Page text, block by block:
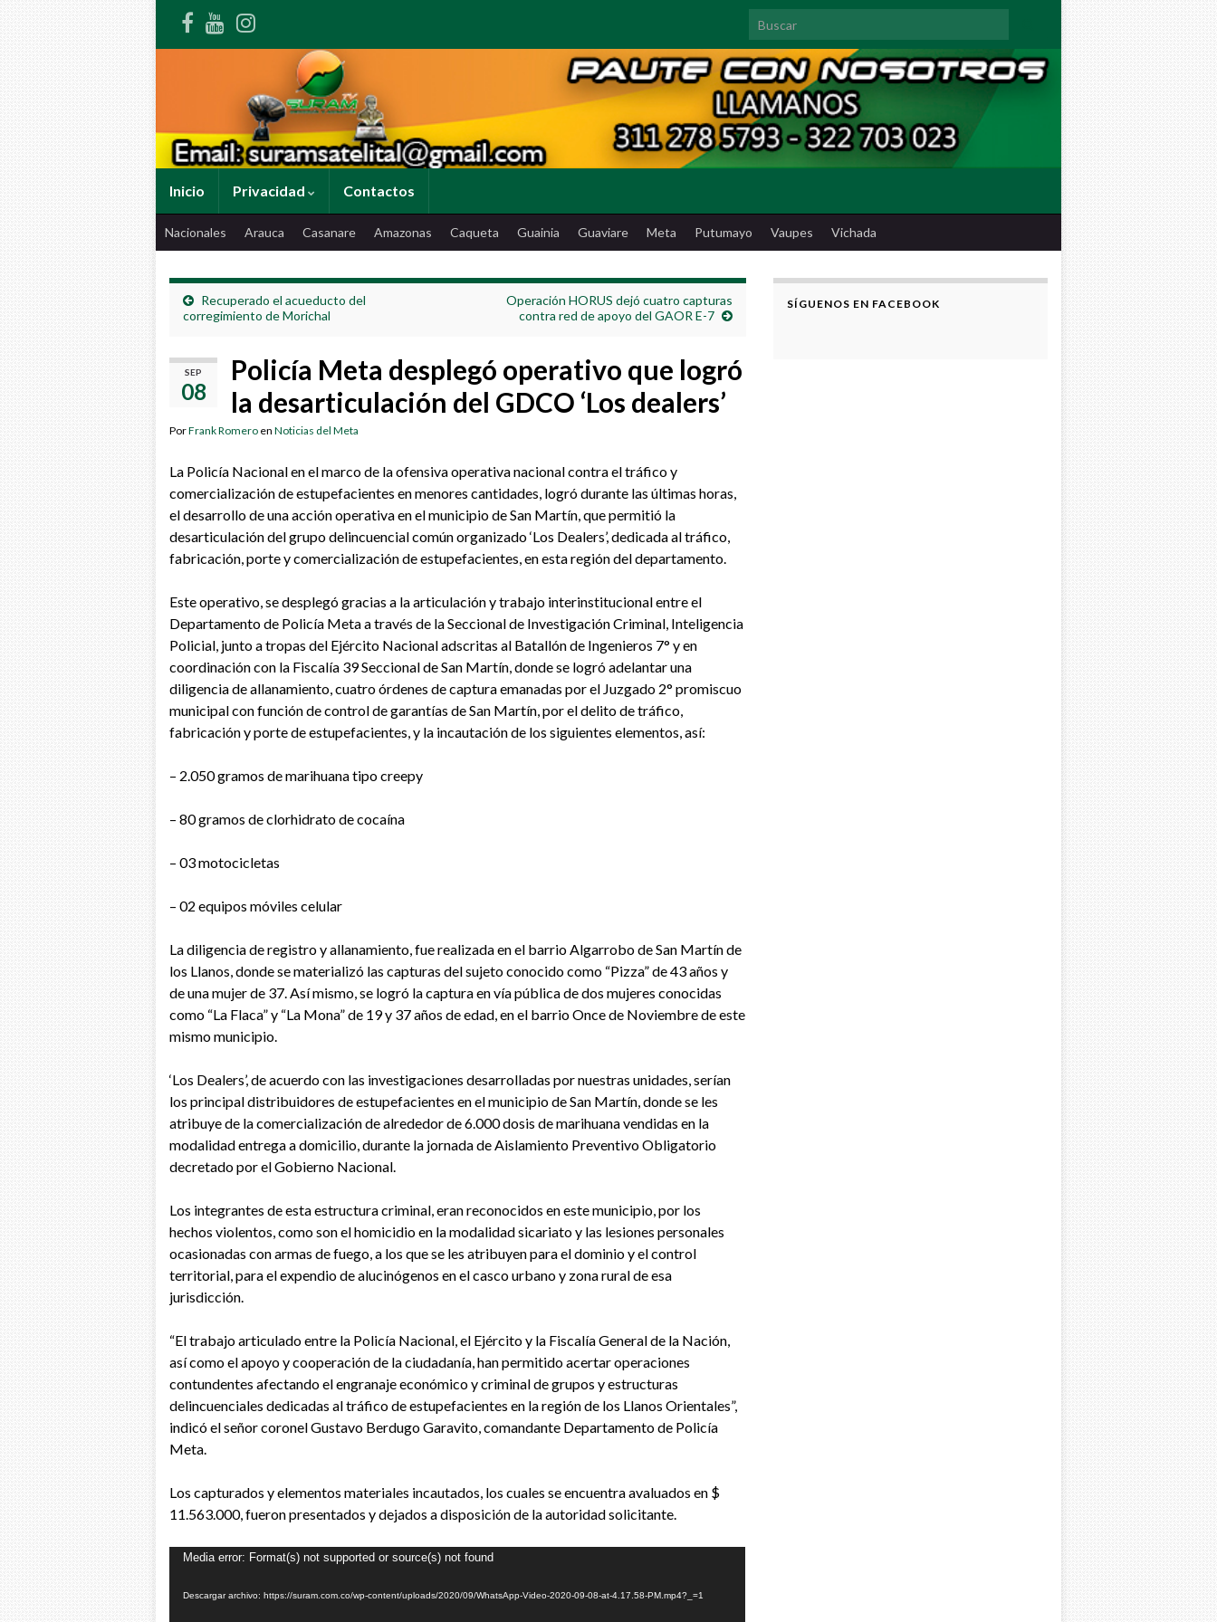
Search for:
Inicio Privacidad Contactos
Nacionales Arauca Casanare Amazonas Caqueta Guainia Guaviare Meta Putumayo Vaupes Vichada
Recuperado el acueducto del
corregimiento de Morichal
Operación HORUS dejó cuatro capturas
contra red de apoyo del GAOR E-7
SEP
08
Policía Meta desplegó operativo que logró
la desarticulación del GDCO ‘Los dealers’
PorFrank Romero en Noticias del Meta
La Policía Nacional en el marco de la ofensiva operativa nacional contra el tráfico y
comercialización de estupefacientes en menores cantidades, logró durante las últimas horas,
el desarrollo de una acción operativa en el municipio de San Martín, que permitió la
desarticulación del grupo delincuencial común organizado ‘Los Dealers’, dedicada al tráfico,
fabricación, porte y comercialización de estupefacientes, en esta región del departamento.
Este operativo, se desplegó gracias a la articulación y trabajo interinstitucional entre el
Departamento de Policía Meta a través de la Seccional de Investigación Criminal, Inteligencia
Policial, junto a tropas del Ejército Nacional adscritas al Batallón de Ingenieros 7° y en
coordinación con la Fiscalía 39 Seccional de San Martín, donde se logró adelantar una
diligencia de allanamiento, cuatro órdenes de captura emanadas por el Juzgado 2° promiscuo
municipal con función de control de garantías de San Martín, por el delito de tráfico,
fabricación y porte de estupefacientes, y la incautación de los siguientes elementos, así:
– 2.050 gramos de marihuana tipo creepy
– 80 gramos de clorhidrato de cocaína
– 03 motocicletas
– 02 equipos móviles celular
La diligencia de registro y allanamiento, fue realizada en el barrio Algarrobo de San Martín de
los Llanos, donde se materializó las capturas del sujeto conocido como “Pizza” de 43 años y
de una mujer de 37. Así mismo, se logró la captura en vía pública de dos mujeres conocidas
como “La Flaca” y “La Mona” de 19 y 37 años de edad, en el barrio Once de Noviembre de este
mismo municipio.
‘Los Dealers’, de acuerdo con las investigaciones desarrolladas por nuestras unidades, serían
los principal distribuidores de estupefacientes en el municipio de San Martín, donde se les
atribuye de la comercialización de alrededor de 6.000 dosis de marihuana vendidas en la
modalidad entrega a domicilio, durante la jornada de Aislamiento Preventivo Obligatorio
decretado por el Gobierno Nacional.
Los integrantes de esta estructura criminal, eran reconocidos en este municipio, por los
hechos violentos, como son el homicidio en la modalidad sicariato y las lesiones personales
ocasionadas con armas de fuego, a los que se les atribuyen para el dominio y el control
territorial, para el expendio de alucinógenos en el casco urbano y zona rural de esa
jurisdicción.
“El trabajo articulado entre la Policía Nacional, el Ejército y la Fiscalía General de la Nación,
así como el apoyo y cooperación de la ciudadanía, han permitido acertar operaciones
contundentes afectando el engranaje económico y criminal de grupos y estructuras
delincuenciales dedicadas al tráfico de estupefacientes en la región de los Llanos Orientales”,
indicó el señor coronel Gustavo Berdugo Garavito, comandante Departamento de Policía
Meta.
Los capturados y elementos materiales incautados, los cuales se encuentra avaluados en $
11.563.000, fueron presentados y dejados a disposición de la autoridad solicitante.
Reproductor
vídeo
Media error: Format(s) not supported or source(s) not found
Descargar archivo: https://suram.com.co/wp-content/uploads/2020/09/WhatsApp-Video-2020-09-08-at-4.17.58-PM.mp4?_=1
SÍGUENOS EN FACEBOOK